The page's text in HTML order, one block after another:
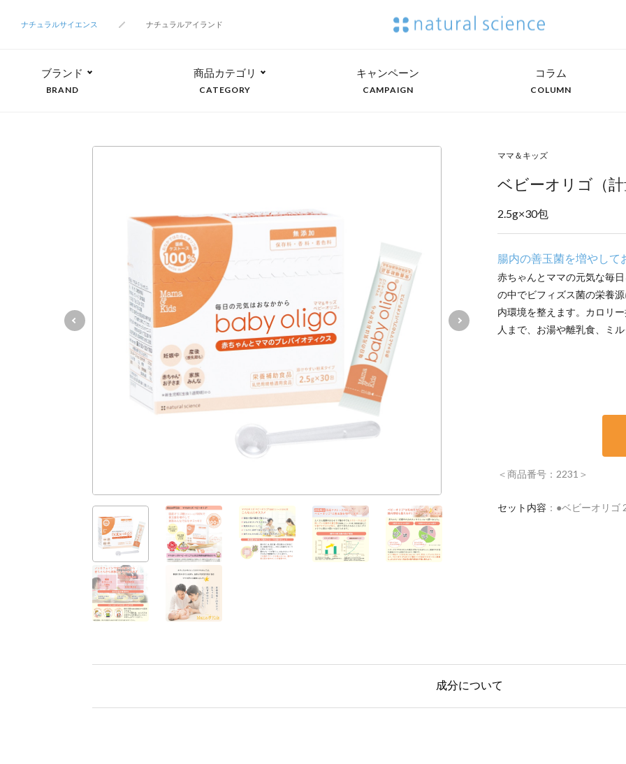
ナチュラルサイエンス ナチュラルアイランド
ブランド
BRAND
商品カテゴリ
CATEGORY
キャンペーン
CAMPAIGN
コラム
COLUMN
ママ＆キッズ
ベビーオリゴ（
2.5g×30包
腸内の善玉菌を増やして
赤ちゃんとママの元気な毎
の中でビフィズス菌の栄養
内環境を整えます。カロリ
人まで、お湯や離乳食、ミ
＜商品番号：2231＞
セット内容 ●ベビーオリゴ
成分について